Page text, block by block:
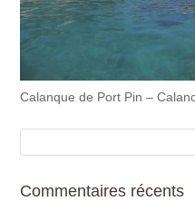
Calanque de Port Pin –
Commentaires récents